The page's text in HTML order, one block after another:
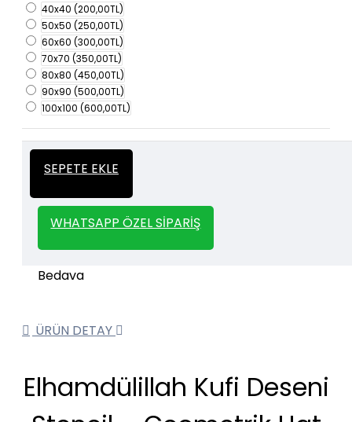
40x40 (200,00TL)
50x50 (250,00TL)
60x60 (300,00TL)
70x70 (350,00TL)
80x80 (450,00TL)
90x90 (500,00TL)
100x100 (600,00TL)
SEPETE EKLE
WHATSAPP ÖZEL SIPARIŞ
Kalın
İtalyan Sıva ve Dekorasyon amaçlı
kullanılan kalın stencil siparişleriniz için
geçebilirsiniz.
ÜRÜN DETAY
Elhamdülillah Kufi Deseni